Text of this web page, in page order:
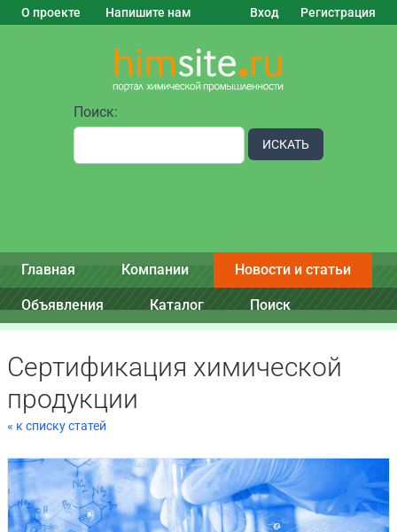
О проекте Напишите нам Вход Регистрация
Поиск:
ИСКАТЬ
Главная Компании Новости и статьи
Объявления Каталог Поиск
Сертификация химической
продукции
« к списку статей